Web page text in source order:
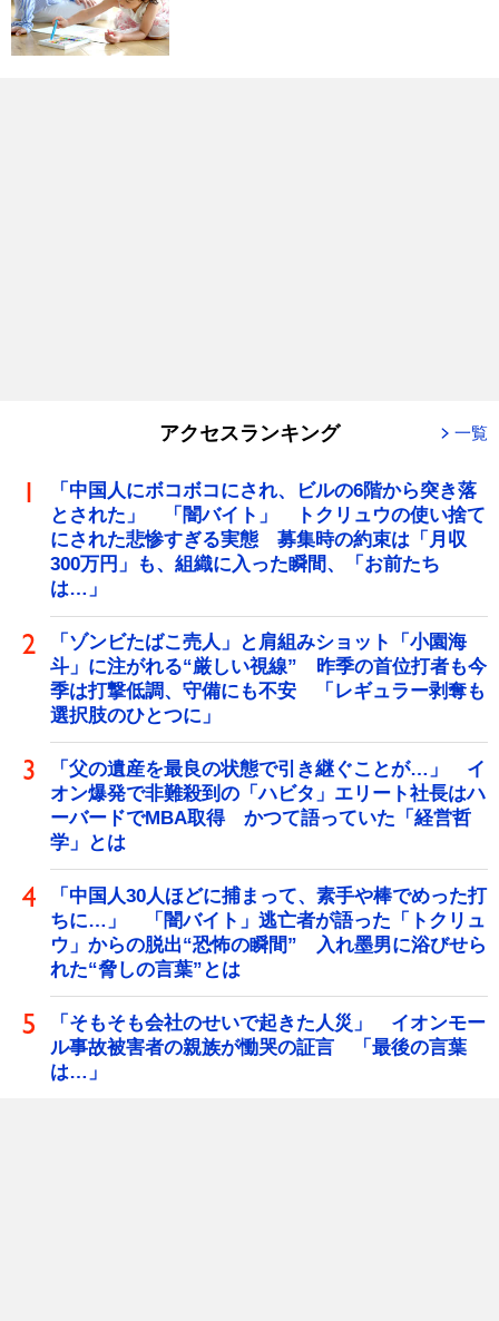
アクセスランキング 一覧
「中国人にボコボコにされ、ビルの6階から突き落
とされた」 「闇バイト」 トクリュウの使い捨て
にされた悲惨すぎる実態 募集時の約束は「月収
300万円」も、組織に入った瞬間、「お前たち
は…」
「ゾンビたばこ売人」と肩組みショット「小園海
斗」に注がれる“厳しい視線” 昨季の首位打者も今
季は打撃低調、守備にも不安 「レギュラー剥奪も
選択肢のひとつに」
「父の遺産を最良の状態で引き継ぐことが…」 イ
オン爆発で非難殺到の「ハビタ」エリート社長はハ
ーバードでMBA取得 かつて語っていた「経営哲
学」とは
「中国人30人ほどに捕まって、素手や棒でめった打
ちに…」 「闇バイト」逃亡者が語った「トクリュ
ウ」からの脱出“恐怖の瞬間” 入れ墨男に浴びせら
れた“脅しの言葉”とは
「そもそも会社のせいで起きた人災」 イオンモー
ル事故被害者の親族が慟哭の証言 「最後の言葉
は…」